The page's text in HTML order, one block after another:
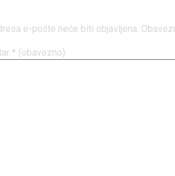
e-pošte neće biti objavljena.
* (obavezno)